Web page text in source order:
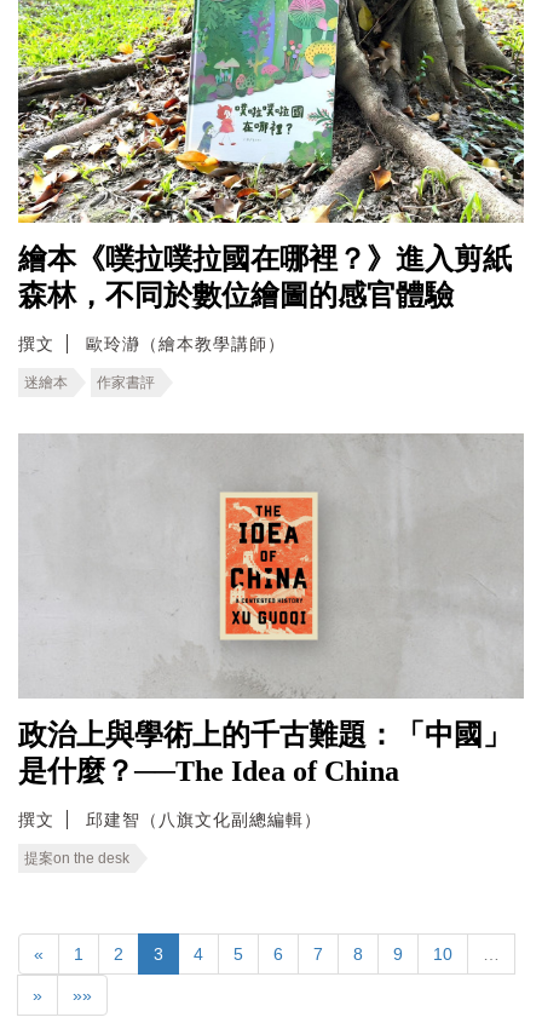
繪本《噗拉噗拉國在哪裡？》進入剪紙
森林，不同於數位繪圖的感官體驗
撰文 歐玲瀞（繪本教學講師）
迷繪本 作家書評
政治上與學術上的千古難題：「中國」
是什麼？──The Idea of China
撰文 邱建智（八旗文化副總編輯）
提案on the desk
« 1 2 3 4 5 6 7 8 9 10
» »»